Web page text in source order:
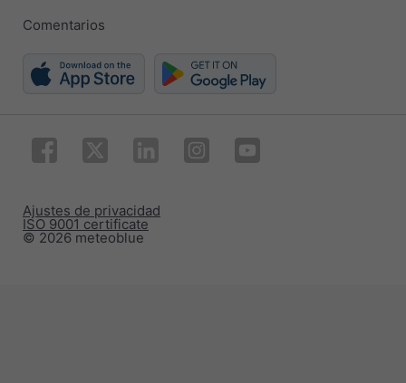
Comentarios
© 2026 meteoblue
ISO 9001 certificate
Ajustes de privacidad